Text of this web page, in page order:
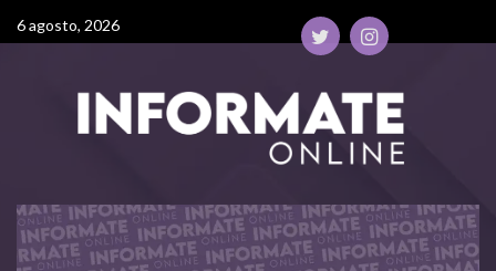
6 agosto, 2026